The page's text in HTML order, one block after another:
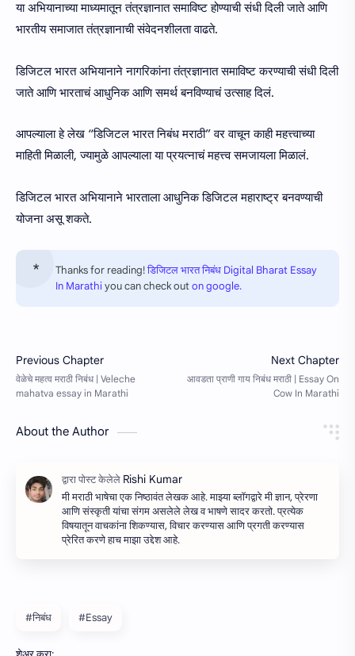
या अभियानाच्या माध्यमातून तंत्रज्ञानात समाविष्ट होण्याची संधी दिली जाते आणि
भारतीय समाजात तंत्रज्ञानाची संवेदनशीलता वाढते.
डिजिटल भारत अभियानाने नागरिकांना तंत्रज्ञानात समाविष्ट करण्याची संधी दिली
जाते आणि भारताचं आधुनिक आणि समर्थ बनविण्याचं उत्साह दिलं.
आपल्याला हे लेख “डिजिटल भारत निबंध मराठी” वर वाचून काही महत्त्वाच्या
माहिती मिळाली, ज्यामुळे आपल्याला या प्रयत्नाचं महत्त्व समजायला मिळालं.
डिजिटल भारत अभियानाने भारताला आधुनिक डिजिटल महाराष्ट्र बनवण्याची
योजना असू शकते.
Thanks for reading!डिजिटल भारत निबंध Digital Bharat Essay
In Marathiyou can check outon google.
About the Author
मी मराठी भाषेचा एक निष्ठावंत लेखक आहे. माझ्या ब्लॉगद्वारे मी ज्ञान, प्रेरणा
आणि संस्कृती यांचा संगम असलेले लेख व भाषणे सादर करतो. प्रत्येक
विषयातून वाचकांना शिकण्यास, विचार करण्यास आणि प्रगती करण्यास
प्रेरित करणे हाच माझा उद्देश आहे.
#निबंध #Essay